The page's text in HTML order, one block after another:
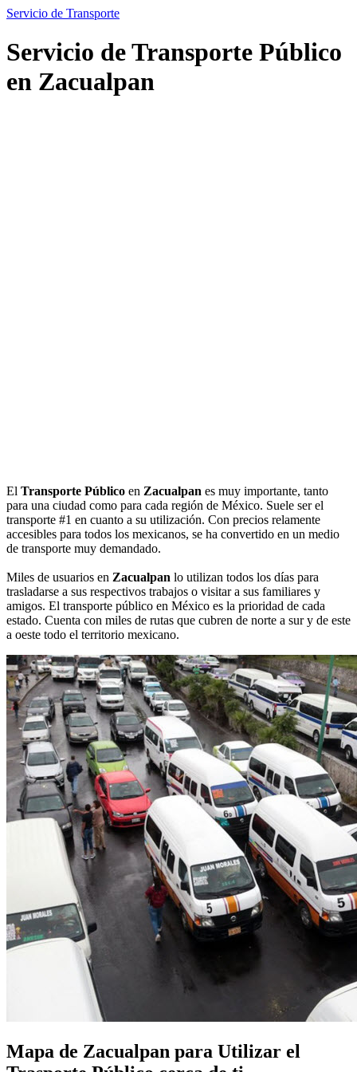
Servicio de Transporte
Servicio de Transporte Público
en Zacualpan
El Transporte Público en Zacualpan es muy importante, tanto
para una ciudad como para cada región de México. Suele ser el
transporte #1 en cuanto a su utilización. Con precios relamente
accesibles para todos los mexicanos, se ha convertido en un medio
de transporte muy demandado.
Miles de usuarios en Zacualpan lo utilizan todos los días para
trasladarse a sus respectivos trabajos o visitar a sus familiares y
amigos. El transporte público en México es la prioridad de cada
estado. Cuenta con miles de rutas que cubren de norte a sur y de este
a oeste todo el territorio mexicano.
Mapa de Zacualpan para Utilizar el